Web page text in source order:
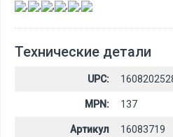
, , , , ,
Технические детали
UPC:
MPN: 137
Артикул
16083719